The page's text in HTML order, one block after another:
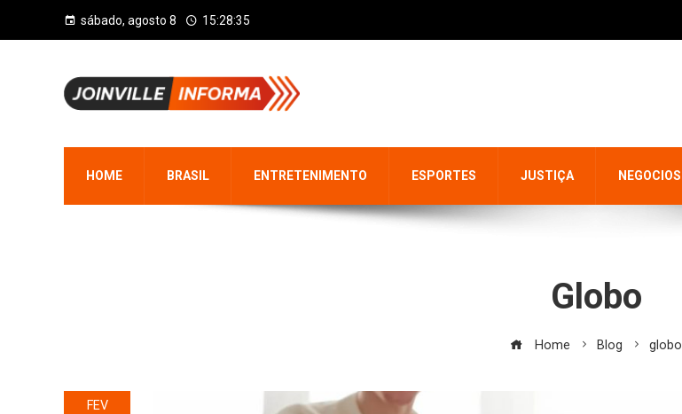
sábado, agosto 8 15:28:36
HOME BRASIL ENTRETENIMENTO ESPORTES JUSTIÇA NEGOCIOS
Globo
Home Blog globo
FEV